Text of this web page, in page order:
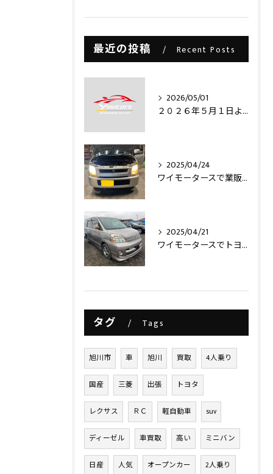
最近の投稿 Recent Posts
2026/05/01
２０２６年５月１日より・・・
2025/04/24
ワイモータースで業販仕入れ出来ますライトコレクション信玄のLEDヘッドライトバルブを取り付け致しました‼️
2025/04/21
ワイモータースでトヨタヴォクシー買取させて頂きました‼️
タグ Tags
旭川市 車 旭川 買取 4人乗り
国産 三菱 出張 トヨタ
レクサス ＲＣ 軽自動車 suv
ディーゼル 車買取 高い ミニバン
日産 人気 オープンカー 2人乗り